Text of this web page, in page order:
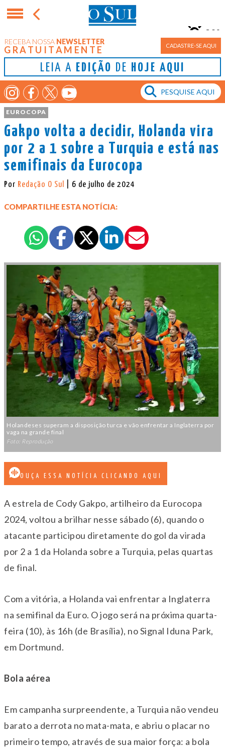
RECEBA NOSSA NEWSLETTER
GRATUITAMENTE CADASTRE-SE AQUI
LEIA A EDIÇÃO DE HOJE AQUI
Porto Alegre
20°
EUROCOPA
Gakpo volta a decidir, Holanda vira
por 2 a 1 sobre a Turquia e está nas
semifinais da Eurocopa
Por Redação O Sul | 6 de julho de 2024
COMPARTILHE ESTA NOTÍCIA:
Holandeses superam a disposição turca e vão enfrentar a Inglaterra por
vaga na grande final
Foto: Reprodução
OUÇA ESSA NOTÍCIA CLICANDO AQUI
A estrela de Cody Gakpo, artilheiro da Eurocopa
2024, voltou a brilhar nesse sábado (6), quando o
atacante participou diretamente do gol da virada
por 2 a 1 da Holanda sobre a Turquia, pelas quartas
de final.
Com a vitória, a Holanda vai enfrentar a Inglaterra
na semifinal da Euro. O jogo será na próxima quarta-
feira (10), às 16h (de Brasília), no Signal Iduna Park,
em Dortmund.
Bola aérea
Em campanha surpreendente, a Turquia não vendeu
barato a derrota no mata-mata, e abriu o placar no
primeiro tempo, através de sua maior força: a bola